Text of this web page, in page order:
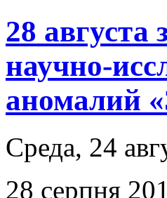
28 августа
научно-
аномалий
Среда, 24
28 серпня